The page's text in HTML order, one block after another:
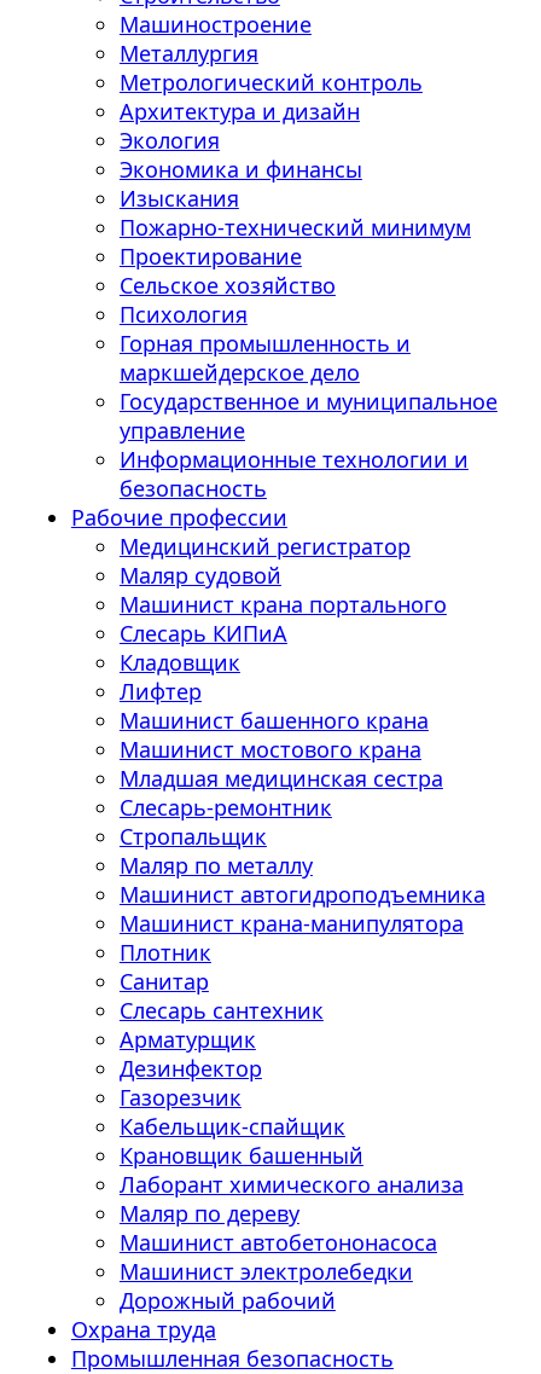
Машиностроение
Металлургия
Метрологический контроль
Архитектура и дизайн
Экология
Экономика и финансы
Изыскания
Пожарно-технический минимум
Проектирование
Сельское хозяйство
Психология
Горная промышленность и
маркшейдерское дело
Государственное и муниципальное
управление
Информационные технологии и
безопасность
Рабочие профессии
Медицинский регистратор
Маляр судовой
Машинист крана портального
Слесарь КИПиА
Кладовщик
Лифтер
Машинист башенного крана
Машинист мостового крана
Младшая медицинская сестра
Слесарь-ремонтник
Стропальщик
Маляр по металлу
Машинист автогидроподъемника
Машинист крана-манипулятора
Плотник
Санитар
Слесарь сантехник
Арматурщик
Дезинфектор
Газорезчик
Кабельщик-спайщик
Крановщик башенный
Лаборант химического анализа
Маляр по дереву
Машинист автобетононасоса
Машинист электролебедки
Дорожный рабочий
Охрана труда
Промышленная безопасность